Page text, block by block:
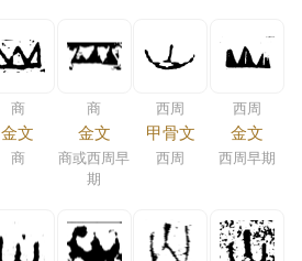
商
金文
商
商
金文
商或西周早
期
西周
甲骨文
西周
西周
金文
西周早期